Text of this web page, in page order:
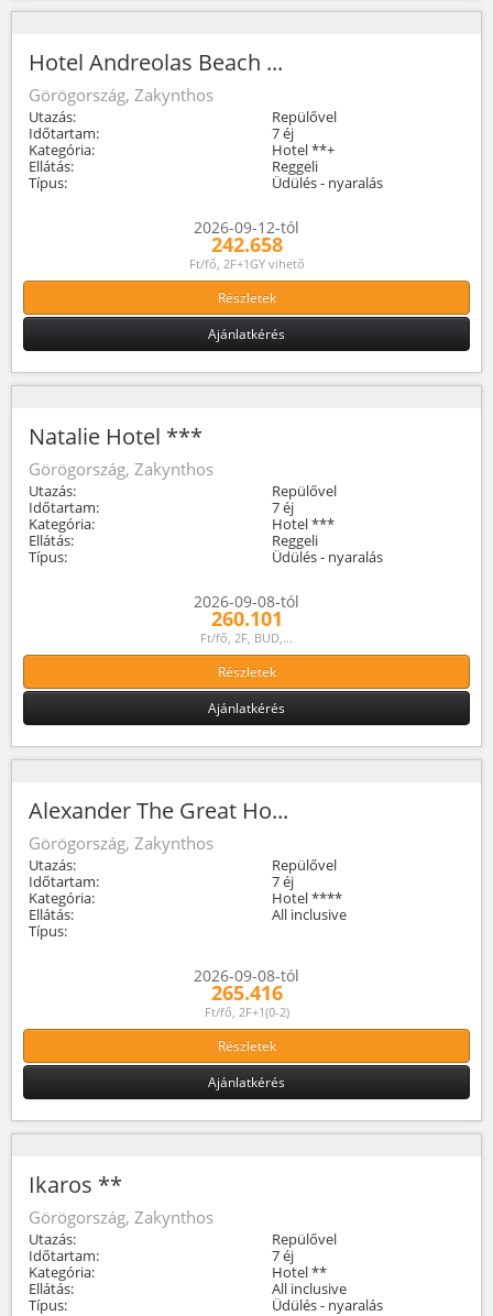
Hotel Andreolas Beach ...
Görögország, Zakynthos
Utazás:
Repülővel
Időtartam:
7 éj
Kategória:
Hotel **+
Ellátás:
Reggeli
Típus:
Üdülés - nyaralás
2026-09-12-tól
242.658
Ft/fő, 2F+1GY vihető
Részletek
Ajánlatkérés
Natalie Hotel ***
Görögország, Zakynthos
Utazás:
Repülővel
Időtartam:
7 éj
Kategória:
Hotel ***
Ellátás:
Reggeli
Típus:
Üdülés - nyaralás
2026-09-08-tól
260.101
Ft/fő, 2F, BUD,...
Részletek
Ajánlatkérés
Alexander The Great Ho...
Görögország, Zakynthos
Utazás:
Repülővel
Időtartam:
7 éj
Kategória:
Hotel ****
Ellátás:
All inclusive
Típus:
2026-09-08-tól
265.416
Ft/fő, 2F+1(0-2)
Részletek
Ajánlatkérés
Ikaros **
Görögország, Zakynthos
Utazás:
Repülővel
Időtartam:
7 éj
Kategória:
Hotel **
Ellátás:
All inclusive
Típus:
Üdülés - nyaralás